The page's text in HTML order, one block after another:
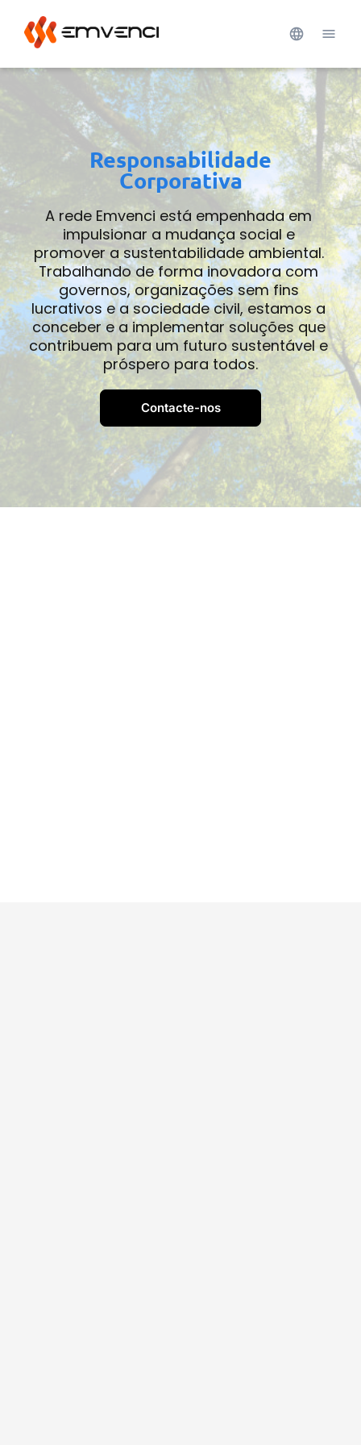
Responsabilidade
Corporativa
A rede Emvenci está empenhada em
impulsionar a mudança social e
promover a sustentabilidade ambiental.
Trabalhando de forma inovadora com
governos, organizações sem fins
lucrativos e a sociedade civil, estamos a
conceber e a implementar soluções que
contribuem para um futuro sustentável e
próspero para todos.
Contacte-nos